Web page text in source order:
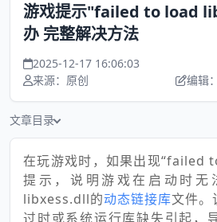
游戏提示"failed to load
办 完整解决方法
2025-12-17 16:06:03
来源：原创
编辑
文章目录
在玩游戏时，如果出现“failed
提示，说明游戏在启动时无
libxess.dll的动态链接库文件。
过时或系统运行库缺失引起，